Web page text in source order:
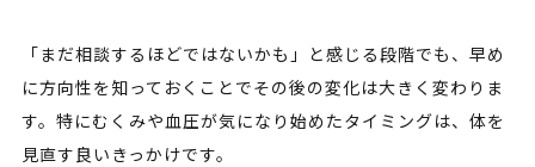
「まだ相談するほどではないかも」と感じる段階でも、早め
に方向性を知っておくことでその後の変化は大きく変わりま
す。特にむくみや血圧が気になり始めたタイミングは、体を
見直す良いきっかけです。